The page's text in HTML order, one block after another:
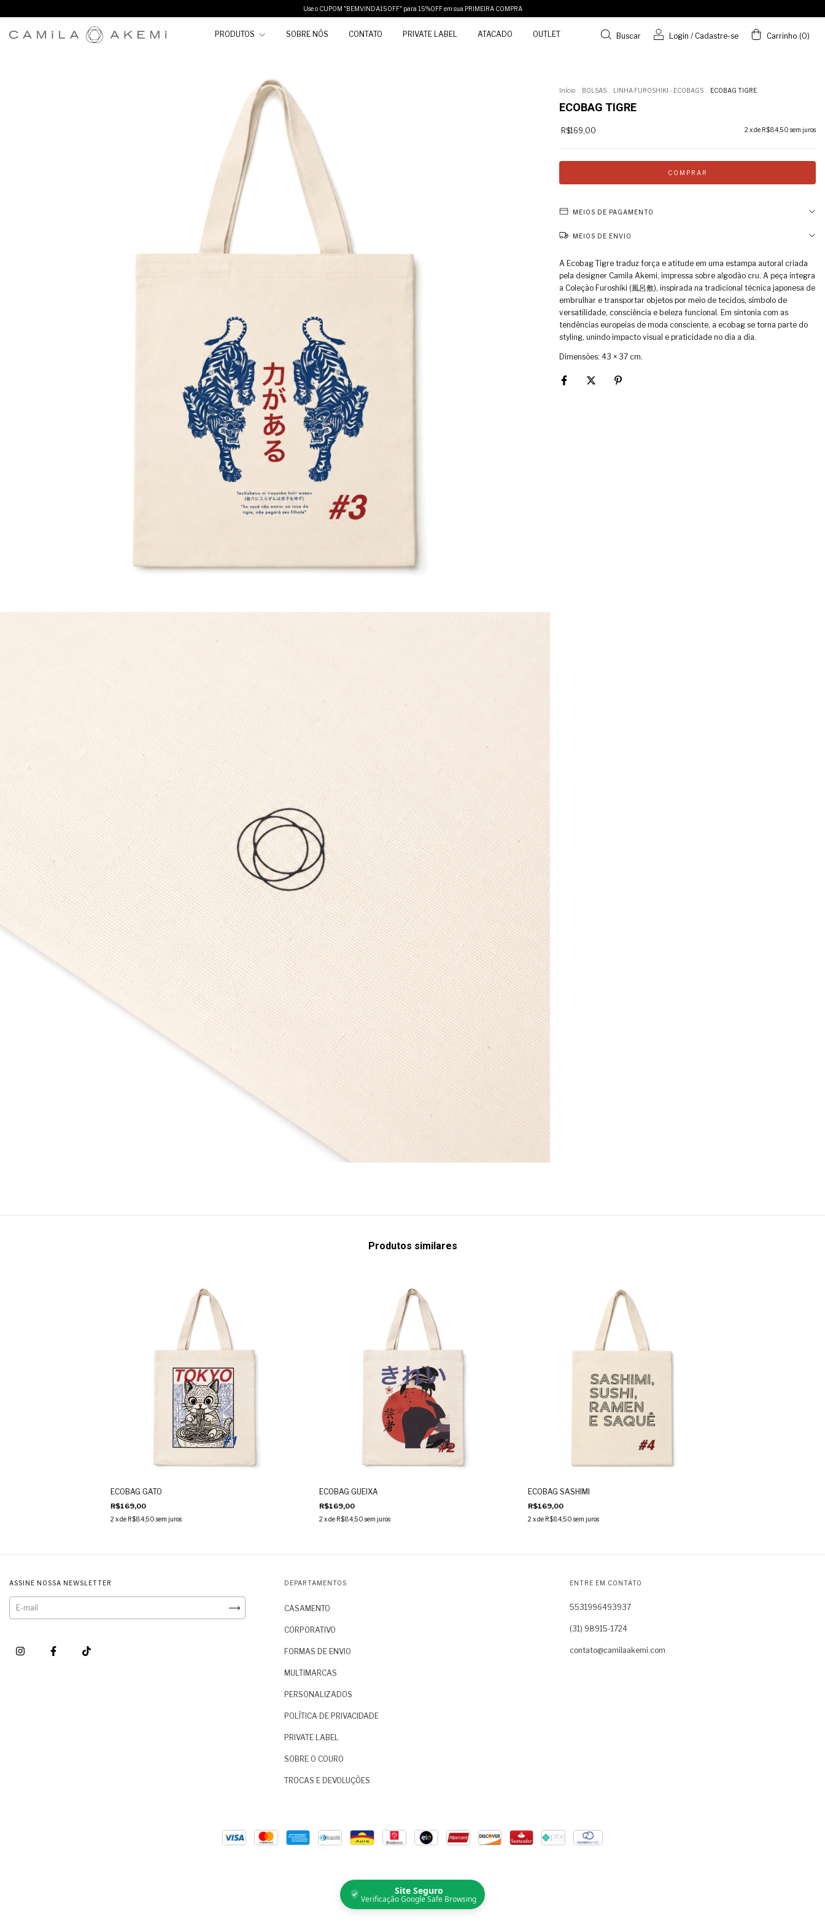
Use o CUPOM "BEMVINDA15OFF" para 15%OFF em sua PRIMEIRA COMPRA
PRODUTOS SOBRE NÓS CONTATO PRIVATE LABEL ATACADO OUTLET Buscar Login / Cadastre-se Carrinho (0)
Início BOLSAS LINHA FUROSHIKI - ECOBAGS ECOBAG TIGRE
ECOBAG TIGRE
R$169,00 2 x de R$84,50 sem juros
MEIOS DE PAGAMENTO
MEIOS DE ENVIO
A Ecobag Tigre traduz força e atitude em uma estampa autoral criada
pela designer Camila Akemi, impressa sobre algodão cru. A peça integra
a Coleção Furoshiki (風呂敷), inspirada na tradicional técnica japonesa de
embrulhar e transportar objetos por meio de tecidos, símbolo de
versatilidade, consciência e beleza funcional. Em sintonia com as
tendências europeias de moda consciente, a ecobag se torna parte do
styling, unindo impacto visual e praticidade no dia a dia.
Dimensões: 43 × 37 cm.
Produtos similares
ECOBAG GATO
R$169,00
2 x de R$84,50 sem juros
ECOBAG GUEIXA
R$169,00
2 x de R$84,50 sem juros
ECOBAG SASHIMI
R$169,00
2 x de R$84,50sem juros
ASSINE NOSSA NEWSLETTER DEPARTAMENTOS
CASAMENTO
CORPORATIVO
FORMAS DE ENVIO
MULTIMARCAS
PERSONALIZADOS
POLÍTICA DE PRIVACIDADE
PRIVATE LABEL
SOBRE O COURO
TROCAS E DEVOLUÇÕES
ENTRE EM CONTATO
5531996493937
(31) 98915-1724
contato@camilaakemi.com
Site Seguro
Verificação Google Safe Browsing